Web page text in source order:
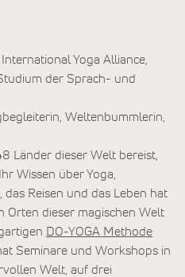
Yoga Alliance,
der Sprach- und
Weltenbummlerin,
Länder dieser Welt bereist,
Wissen über Yoga,
Reisen und das Leben hat
Orten dieser magischen Welt
DO-YOGA Methode
Seminare und Workshops in
Welt, auf drei